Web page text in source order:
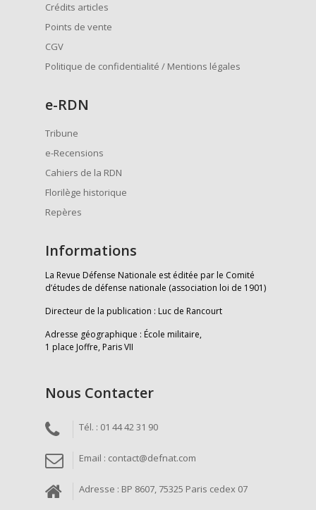
Crédits articles
Points de vente
CGV
Politique de confidentialité / Mentions légales
e-RDN
Tribune
e-Recensions
Cahiers de la RDN
Florilège historique
Repères
Informations
La Revue Défense Nationale est éditée par le Comité
d’études de défense nationale (association loi de 1901)
Directeur de la publication : Luc de Rancourt
Adresse géographique : École militaire,
1 place Joffre, Paris VII
Nous Contacter
Tél. : 01 44 42 31 90
Email : contact@defnat.com
Adresse : BP 8607, 75325 Paris cedex 07